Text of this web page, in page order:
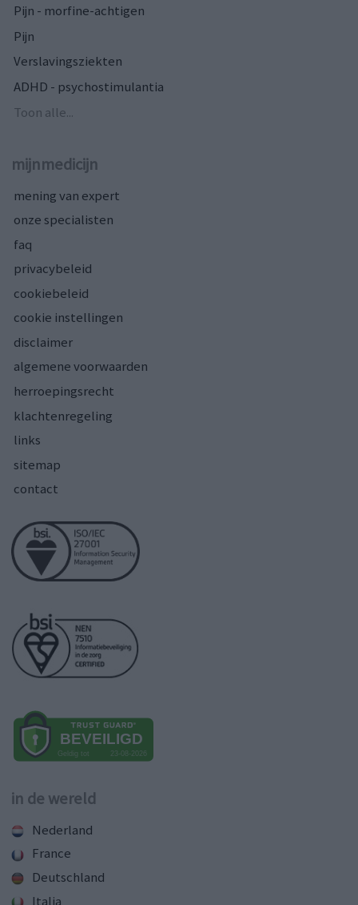
Pijn - morfine-achtigen
Pijn
Verslavingsziekten
ADHD - psychostimulantia
Toon alle...
mijnmedicijn
mening van expert
onze specialisten
faq
privacybeleid
cookiebeleid
cookie instellingen
disclaimer
algemene voorwaarden
herroepingsrecht
klachtenregeling
links
sitemap
contact
in de wereld
Nederland
France
Deutschland
Italia